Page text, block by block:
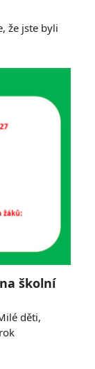
že jste byli
školní
děti,